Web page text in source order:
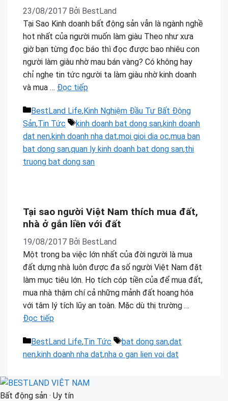
23/08/2017 Bởi BestLand
Tại Sao Kinh doanh bất động sản vẫn là ngành nghề
hot nhất của người muốn làm giàu Theo như xưa
giờ bạn từng đọc báo thì đọc được bao nhiêu con
người làm giàu nhờ mau bán vàng? Có không hay
chỉ nghe tin tức người ta làm giàu nhờ kinh doanh
và mua … Đọc tiếp
Danh
mục
BestLand Life,Kinh Nghiệm Đầu Tư Bất Động
Sản,Tin Tức Thẻ
kinh doanh bat dong san,kinh doanh
dat nen,kinh doanh nha dat,moi gioi dia oc,mua ban
bat dong san,quan ly kinh doanh bat dong san,thi
truong bat dong san
Tại sao người Việt Nam thích mua đất,
nhà ở gắn liền với đất
19/08/2017 Bởi BestLand
gắn liền với đất
Một trong ba việc lớn nhất của đời người là mua
đất dựng nhà luôn được đa số người Việt Nam đặt
làm mục tiêu lớn. Họ tích cóp tiền của để mua đất,
mua nhà thậm chí cả những mảnh đất hoang hóa
với tâm lý tích lũy an toàn. Mặc dù thị trường …
Đọc tiếp
Danh
mục
BestLand Life,Tin Tức Thẻ
bat dong san,dat
nen,kinh doanh nha dat,nha o gan lien voi dat
Bất động sản · Uy tín